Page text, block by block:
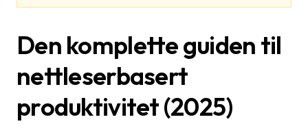
Den komplette guiden til
nettleserbasert
produktivitet (2025)